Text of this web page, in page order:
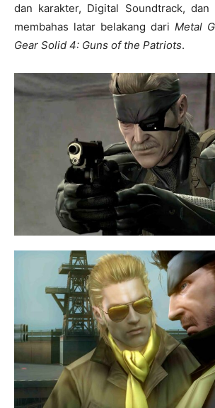
dan karakter, Digital Soundtrack, dan
membahas latar belakang dari Metal
Gear Solid 4: Guns of the Patriots.